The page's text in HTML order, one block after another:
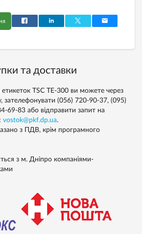
та доставки
TSC TE-300 ви можете через
зателефонувати (056) 720-90-37, (095)
69-83 або відправити запит на
vostok@pkf.dp.ua.
з ПДВ, крім програмного
з м. Дніпро компаніями-